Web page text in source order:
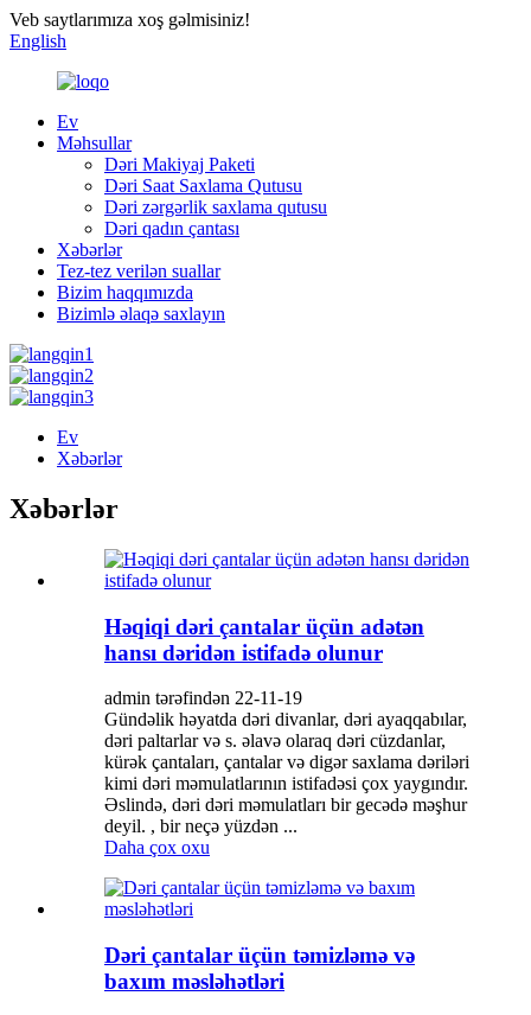
Veb saytlarımıza xoş gəlmisiniz!
English
Ev
Məhsullar
Dəri Makiyaj Paketi
Dəri Saat Saxlama Qutusu
Dəri zərgərlik saxlama qutusu
Dəri qadın çantası
Xəbərlər
Tez-tez verilən suallar
Bizim haqqımızda
Bizimlə əlaqə saxlayın
Ev
Xəbərlər
Xəbərlər
Həqiqi dəri çantalar üçün adətən
hansı dəridən istifadə olunur
admin tərəfindən 22-11-19
Gündəlik həyatda dəri divanlar, dəri ayaqqabılar,
dəri paltarlar və s. əlavə olaraq dəri cüzdanlar,
kürək çantaları, çantalar və digər saxlama dəriləri
kimi dəri məmulatlarının istifadəsi çox yaygındır.
Əslində, dəri dəri məmulatları bir gecədə məşhur
deyil. , bir neçə yüzdən ...
Daha çox oxu
Dəri çantalar üçün təmizləmə və
baxım məsləhətləri